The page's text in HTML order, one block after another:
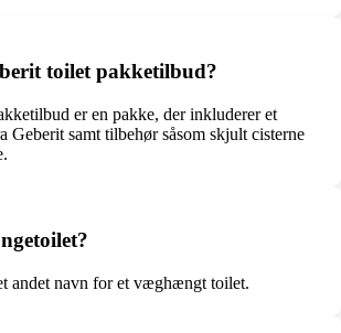
toilet pakketilbud?
er en pakke, der inkluderer et
samt tilbehør såsom skjult cisterne
andet navn for et væghængt toilet.